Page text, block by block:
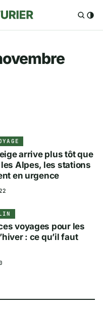
—
arrive plus tôt que
Alpes, les stations
en urgence
voyages pour les
: ce qu’il faut